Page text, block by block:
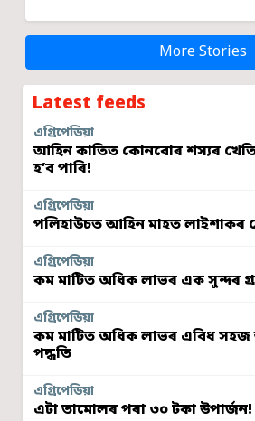
More Stories
Latest feeds
এগ্ৰিপেডিয়া
আহিন কাতিত কোনবোৰ শস্যৰ খেতি
হ’ব পাৰি!
এগ্ৰিপেডিয়া
পলিহাউচত আহিন মাহত লাইশাকৰ
এগ্ৰিপেডিয়া
কম মাটিত অধিক লাভৰ এক সুন্দৰ
এগ্ৰিপেডিয়া
কম মাটিত অধিক লাভৰ এবিধ
পদ্ধতি
এগ্ৰিপেডিয়া
এটা তামোলৰ পৰা ৩০ টকা উপাৰ্জন!